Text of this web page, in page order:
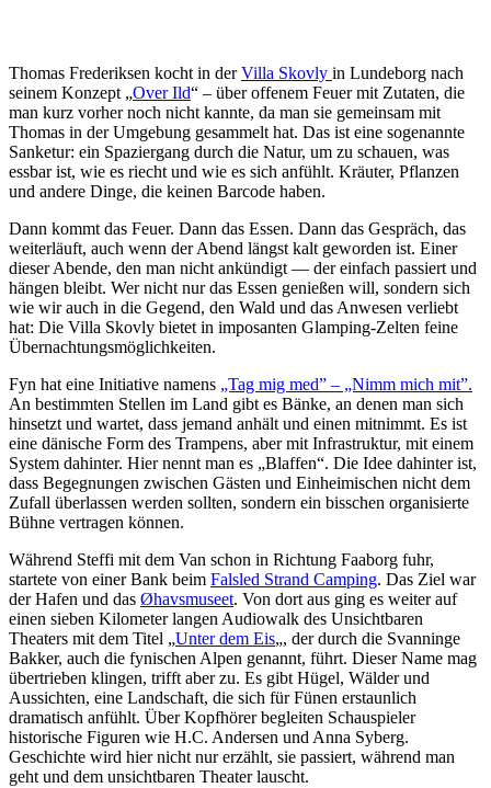
Thomas Frederiksen kocht in derVilla Skovly in Lundeborg nach
seinem Konzept „Over Ild“ – über offenem Feuer mit Zutaten, die
man kurz vorher noch nicht kannte, da man sie gemeinsam mit
Thomas in der Umgebung gesammelt hat. Das ist eine sogenannte
Sanketur: ein Spaziergang durch die Natur, um zu schauen, was
essbar ist, wie es riecht und wie es sich anfühlt. Kräuter, Pflanzen
und andere Dinge, die keinen Barcode haben.
Dann kommt das Feuer. Dann das Essen. Dann das Gespräch, das
weiterläuft, auch wenn der Abend längst kalt geworden ist. Einer
dieser Abende, den man nicht ankündigt — der einfach passiert und
hängen bleibt. Wer nicht nur das Essen genießen will, sondern sich
wie wir auch in die Gegend, den Wald und das Anwesen verliebt
hat: Die Villa Skovly bietet in imposanten Glamping-Zelten feine
Übernachtungsmöglichkeiten.
Fyn hat eine Initiative namens „Tag mig med” – „Nimm mich mit”.
An bestimmten Stellen im Land gibt es Bänke, an denen man sich
hinsetzt und wartet, dass jemand anhält und einen mitnimmt. Es ist
eine dänische Form des Trampens, aber mit Infrastruktur, mit einem
System dahinter. Hier nennt man es „Blaffen“. Die Idee dahinter ist,
dass Begegnungen zwischen Gästen und Einheimischen nicht dem
Zufall überlassen werden sollten, sondern ein bisschen organisierte
Bühne vertragen können.
Während Steffi mit dem Van schon in Richtung Faaborg fuhr,
startete von einer Bank beim Falsled Strand Camping. Das Ziel war
der Hafen und das Øhavsmuseet. Von dort aus ging es weiter auf
einen sieben Kilometer langen Audiowalk des Unsichtbaren
Theaters mit dem Titel „Unter dem Eis„, der durch die Svanninge
Bakker, auch die fynischen Alpen genannt, führt. Dieser Name mag
übertrieben klingen, trifft aber zu. Es gibt Hügel, Wälder und
Aussichten, eine Landschaft, die sich für Fünen erstaunlich
dramatisch anfühlt. Über Kopfhörer begleiten Schauspieler
historische Figuren wie H.C. Andersen und Anna Syberg.
Geschichte wird hier nicht nur erzählt, sie passiert, während man
geht und dem unsichtbaren Theater lauscht.